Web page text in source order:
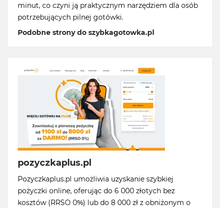
minut, co czyni ją praktycznym narzędziem dla osób
potrzebujących pilnej gotówki.
Podobne strony do szybkagotowka.pl
pozyczkaplus.pl
Pozyczkaplus.pl umożliwia uzyskanie szybkiej
pożyczki online, oferując do 6 000 złotych bez
kosztów (RRSO 0%) lub do 8 000 zł z obniżonym o